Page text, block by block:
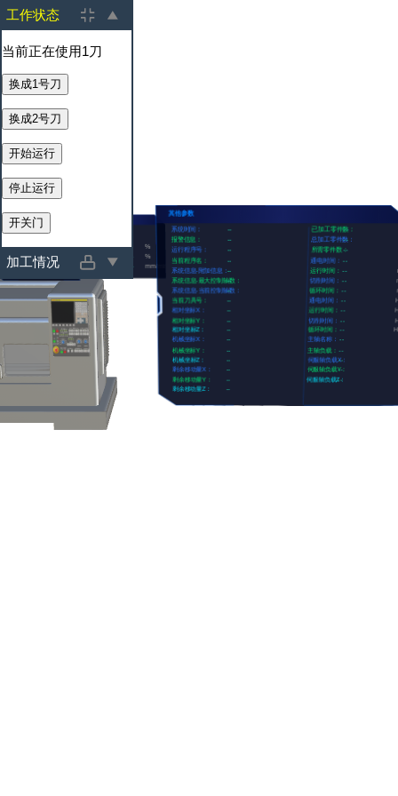
工作状态
当前正在使用1刀
加工情况